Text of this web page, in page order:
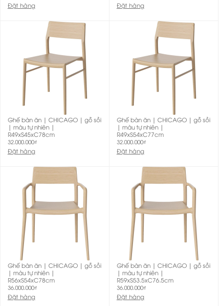
Đặt hàng Đặt hàng
Ghế bàn ăn | CHICAGO | gỗ sồi
| màu tự nhiên |
R49xS45xC78cm
32.000.000₫
Đặt hàng
Ghế bàn ăn | CHICAGO | gỗ sồi
| màu tự nhiên |
R49xS54xC77cm
32.000.000₫
Đặt hàng
Ghế bàn ăn | CHICAGO | gỗ sồi
| màu tự nhiên |
R56xS54xC78cm
36.000.000₫
Đặt hàng
Ghế bàn ăn | CHICAGO | gỗ sồi
| màu tự nhiên |
R59xS53.5xC76.5cm
36.000.000₫
Đặt hàng